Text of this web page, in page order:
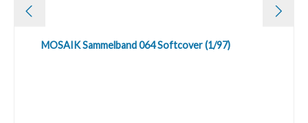
MOSAIK Sammelband 064 Softcover (1/97)